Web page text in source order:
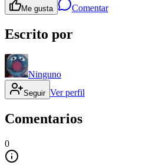
Me gusta Comentar
Escrito por
Ninguno
Seguir Ver perfil
Comentarios
0